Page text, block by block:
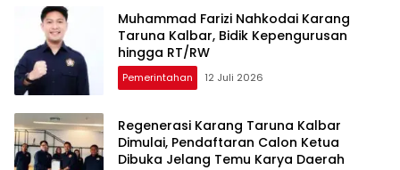
Muhammad Farizi Nahkodai Karang
Taruna Kalbar, Bidik Kepengurusan
hingga RT/RW
Pemerintahan 12 Juli 2026
Regenerasi Karang Taruna Kalbar
Dimulai, Pendaftaran Calon Ketua
Dibuka Jelang Temu Karya Daerah